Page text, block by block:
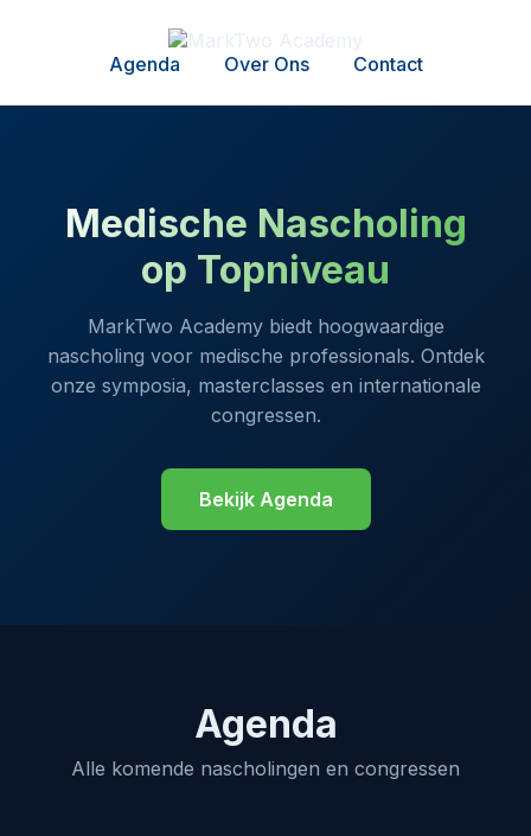
Agenda Over Ons Contact
Medische Nascholing
op Topniveau
MarkTwo Academy biedt hoogwaardige
nascholing voor medische professionals. Ontdek
onze symposia, masterclasses en internationale
congressen.
Bekijk Agenda
Agenda
Alle komende nascholingen en congressen